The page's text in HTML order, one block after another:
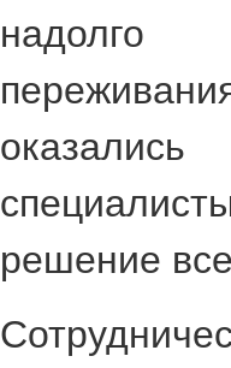
надолго
решение